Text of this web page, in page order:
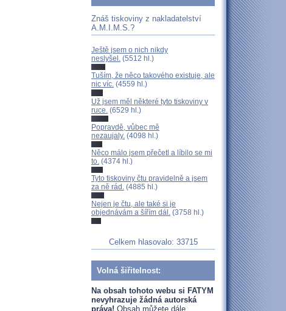
Znáš tiskoviny z nakladatelství
A.M.I.M.S.?
Ještě jsem o nich nikdy
neslyšel. (5512 hl.)
Tuším, že něco takového existuje, ale
nic víc. (4559 hl.)
Už jsem měl některé tyto tiskoviny v
ruce. (6529 hl.)
Popravdě, vůbec mě
nezaujaly. (4098 hl.)
Něco málo jsem přečetl a líbilo se mi
to. (4374 hl.)
Tyto tiskoviny čtu pravidelně a jsem
za ně rád. (4885 hl.)
Nejen je čtu, ale také si je
objednávám a šířím dál. (3758 hl.)
Celkem hlasovalo: 33715
Volná šiřitelnost:
Na obsah tohoto webu si FATYM
nevyhrazuje žádná autorská
práva! Obsah můžete dále